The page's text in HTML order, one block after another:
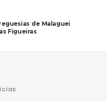
de Malaguei
Figueiras